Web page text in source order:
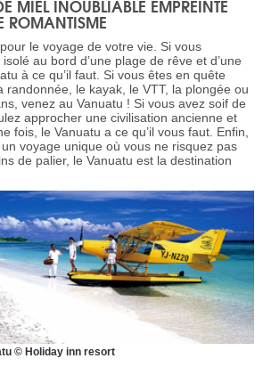
MIEL INOUBLIABLE EMPREINTE
ROMANTISME
le voyage de votre vie. Si vous
au bord d’une plage de rêve et d’une
à ce qu’il faut. Si vous êtes en quête
randonnée, le kayak, le VTT, la plongée ou
venez au Vanuatu ! Si vous avez soif de
approcher une civilisation ancienne et
fois, le Vanuatu a ce qu’il vous faut. Enfin,
voyage unique où vous ne risquez pas
de palier, le Vanuatu est la destination
© Holiday inn resort